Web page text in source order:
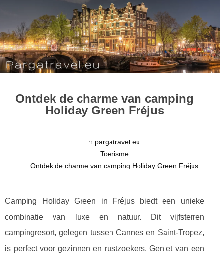
Ontdek de charme van camping
Holiday Green Fréjus
pargatravel.eu
Toerisme
Ontdek de charme van camping Holiday Green Fréjus
Camping Holiday Green in Fréjus biedt een unieke
combinatie van luxe en natuur. Dit vijfsterren
campingresort, gelegen tussen Cannes en Saint-Tropez,
is perfect voor gezinnen en rustzoekers. Geniet van een